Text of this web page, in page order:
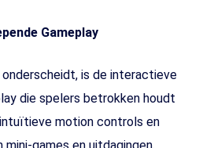
Gameplay
is de interactieve
die spelers betrokken houdt
motion controls en
mini-games en uitdagingen,